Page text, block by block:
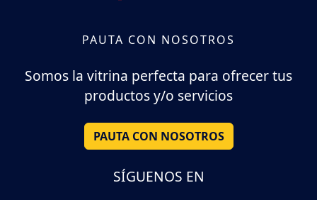
PAUTA CON NOSOTROS
Somos la vitrina perfecta para ofrecer tus
productos y/o servicios
PAUTA CON NOSOTROS
SÍGUENOS EN